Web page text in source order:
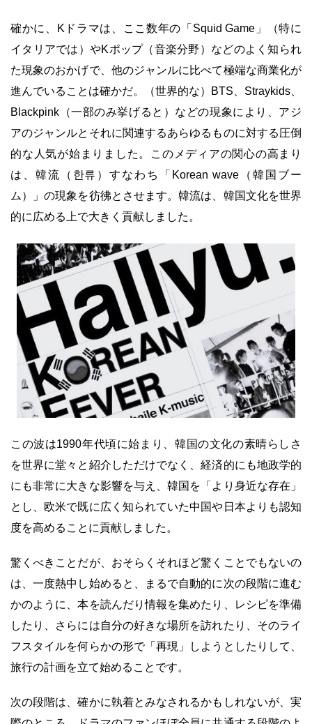
確かに、Kドラマは、ここ数年の「Squid Game」（特に
イタリアでは）やKポップ（音楽分野）などのよく知られ
た現象のおかげで、他のジャンルに比べて極端な商業化が
進んでいることは確かだ。（世界的な）BTS、Straykids、
Blackpink（一部のみ挙げると）などの現象により、アジ
アのジャンルとそれに関連するあらゆるものに対する圧倒
的な人気が始まりました。このメディアの関心の高まり
は、韓流（한류）すなわち「Korean wave（韓国ブー
ム）」の現象を彷彿とさせます。韓流は、韓国文化を世界
的に広める上で大きく貢献しました。
この波は1990年代頃に始まり、韓国の文化の素晴らしさ
を世界に堂々と紹介しただけでなく、経済的にも地政学的
にも非常に大きな影響を与え、韓国を「より身近な存在」
とし、欧米で既に広く知られていた中国や日本よりも認知
度を高めることに貢献しました。
驚くべきことだが、おそらくそれほど驚くことでもないの
は、一度熱中し始めると、まるで自動的に次の段階に進む
かのように、本を読んだり情報を集めたり、レシピを準備
したり、さらには自分の好きな場所を訪れたり、そのライ
フスタイルを何らかの形で「再現」しようとしたりして、
旅行の計画を立て始めることです。
次の段階は、確かに執着とみなされるかもしれないが、実